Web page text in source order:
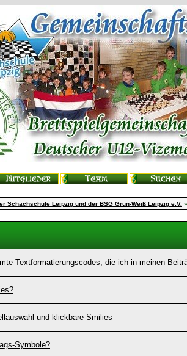
Schachschule Leipzig und der BSG Grün-Weiß Leipzig e.V.
Textformatierungscodes, die ich in meinen
und klickbare Smilies
Symbole?